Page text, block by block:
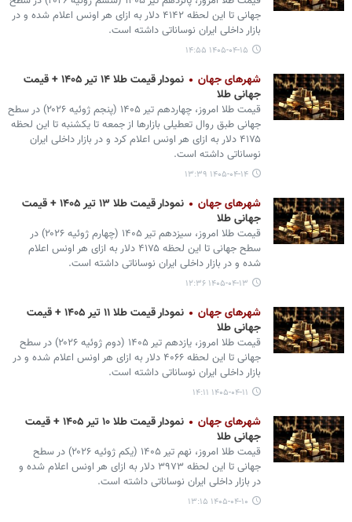
جهانی تا این لحظه ۴۱۴۲ دلار به ازای هر اونس اعلام شده و در
بازار داخلی ایران نوساناتی داشته است.
۱۴۰۵-۰۴-۱۵ ۱۴:۵۵
شهرهای جهان
نمودار قیمت طلا ۱۴ تیر ۱۴۰۵ + قیمت
جهانی طلا
قیمت طلا امروز، چهاردهم تیر ۱۴۰۵ (‌پنجم ژوئیه ۲۰۲۶) در سطح
جهانی طبق روال تعطیلی بازارها از جمعه تا یکشنبه تا این لحظه
۴۱۷۵ دلار به ازای هر اونس اعلام کرد و در بازار داخلی ایران
نوساناتی داشته است.
۱۴۰۵-۰۴-۱۴ ۱۳:۳۹
شهرهای جهان
نمودار قیمت طلا ۱۳ تیر ۱۴۰۵ + قیمت
جهانی طلا
قیمت طلا امروز، سیزدهم تیر ۱۴۰۵ (‌چهارم ژوئیه ۲۰۲۶) در
سطح جهانی تا این لحظه ۴۱۷۵ دلار به ازای هر اونس اعلام
شده و در بازار داخلی ایران نوساناتی داشته است.
۱۴۰۵-۰۴-۱۳ ۱۲:۳۶
شهرهای جهان
نمودار قیمت طلا ۱۱ تیر ۱۴۰۵ + قیمت
جهانی طلا
قیمت طلا امروز، یازدهم تیر ۱۴۰۵ (‌دوم ژوئیه ۲۰۲۶) در سطح
جهانی تا این لحظه ۴۰۶۶ دلار به ازای هر اونس اعلام شده و در
بازار داخلی ایران نوساناتی داشته است.
۱۴۰۵-۰۴-۱۱ ۱۴:۱۱
شهرهای جهان
نمودار قیمت طلا ۱۰ تیر ۱۴۰۵ + قیمت
جهانی طلا
قیمت طلا امروز، نهم تیر ۱۴۰۵ (‌یکم ژوئیه ۲۰۲۶) در سطح
جهانی تا این لحظه ۳۹۷۳ دلار به ازای هر اونس اعلام شده و
در بازار داخلی ایران نوساناتی داشته است.
۱۴۰۵-۰۴-۱۰ ۱۳:۱۵